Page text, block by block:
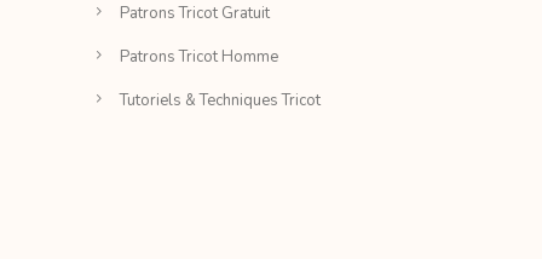
Patrons Tricot Gratuit
Patrons Tricot Homme
Tutoriels & Techniques Tricot